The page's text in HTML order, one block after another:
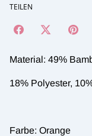
TEILEN
Material: 49%
18% Polyester,
Farbe: Orange